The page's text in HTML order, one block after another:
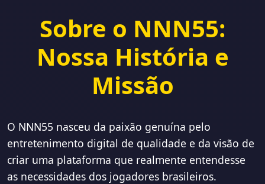
Sobre o NNN55:
Nossa História e
Missão
O NNN55 nasceu da paixão genuína pelo
entretenimento digital de qualidade e da visão de
criar uma plataforma que realmente entendesse
as necessidades dos jogadores brasileiros.